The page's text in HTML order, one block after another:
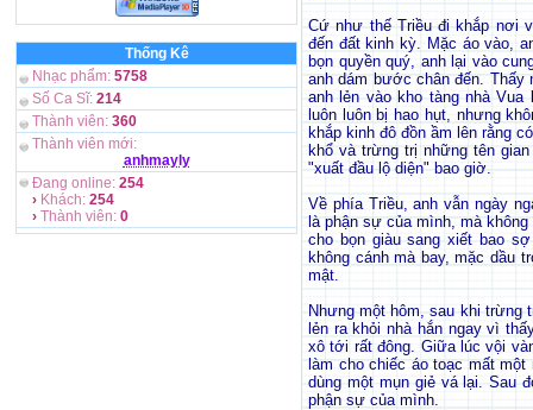
Thống Kê
Nhạc phẩm: 5758
Số Ca Sĩ: 214
Thành viên: 360
Thành viên mới:
anhmayly
Đang online: 254
› Khách: 254
› Thành viên: 0
Cứ như thế Triều đi khắp nơi
đến đất kinh kỳ. Mặc áo vào,
bọn quyền quý, anh lại vào
anh dám bước chân đến. Thấy
anh lẻn vào kho tàng nhà
luôn luôn bị hao hụt, nhưng
khắp kinh đô đồn ầm lên rằng
khổ và trừng trị những tên
"xuất đầu lộ diện" bao giờ.
Về phía Triều, anh vẫn ngày
là phận sự của mình, mà
cho bọn giàu sang xiết bao
không cánh mà bay, mặc dầu
mật.
Nhưng một hôm, sau khi trừng
lẻn ra khỏi nhà hắn ngay vì
xô tới rất đông. Giữa lúc vội
làm cho chiếc áo toạc mất
dùng một mụn giẻ vá lại. Sau
phận sự của mình.